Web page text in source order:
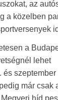
az
a közelben
a
lehet
és szeptember
már csak
híd